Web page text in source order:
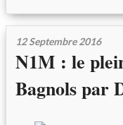
12 Septembre 2016
N1M : le
Bagnols par